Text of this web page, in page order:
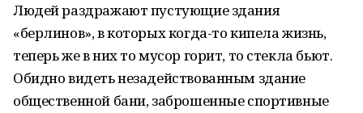
Людей раздражают пустующие здания
«берлинов», в которых когда-то кипела жизнь,
теперь же в них то мусор горит, то стекла бьют.
Обидно видеть незадействованным здание
общественной бани, заброшенные спортивные